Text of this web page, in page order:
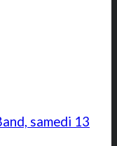
samedi 13